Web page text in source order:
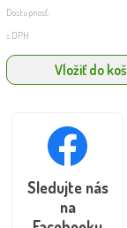
Dostupnosť:
s DPH
Vložiť do
Sledujte nás
na